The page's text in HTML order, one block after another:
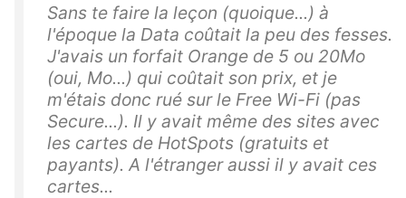
Sans te faire la leçon (quoique...) à
l'époque la Data coûtait la peu des fesses.
J'avais un forfait Orange de 5 ou 20Mo
(oui, Mo...) qui coûtait son prix, et je
m'étais donc rué sur le Free Wi-Fi (pas
Secure...). Il y avait même des sites avec
les cartes de HotSpots (gratuits et
payants). A l'étranger aussi il y avait ces
cartes...